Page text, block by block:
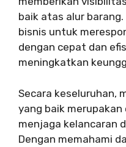
baik atas alur
bisnis untuk
dengan cepat dan
meningkatkan
Secara keseluruhan,
yang baik merupakan
menjaga kelancaran
Dengan memahami